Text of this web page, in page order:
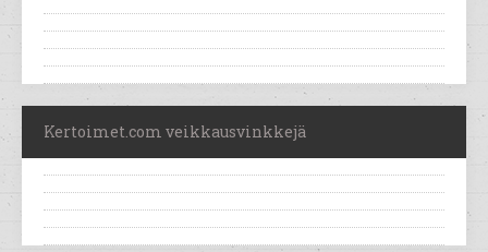
Kertoimet.com veikkausvinkkejä